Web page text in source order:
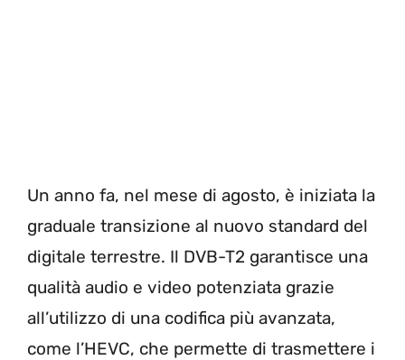
Un anno fa, nel mese di agosto, è iniziata la
graduale transizione al nuovo standard del
digitale terrestre. Il DVB-T2 garantisce una
qualità audio e video potenziata grazie
all’utilizzo di una codifica più avanzata,
come l’HEVC, che permette di trasmettere i